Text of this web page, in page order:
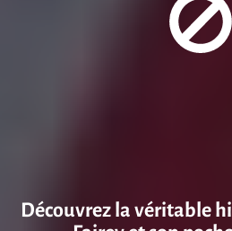
Découvrez la véritable